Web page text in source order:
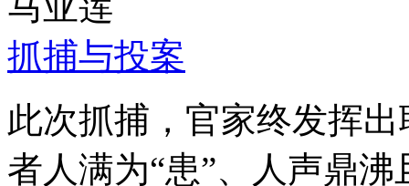
抓捕与投案
此次抓捕，官家终发挥
者人满为“患”、人声鼎